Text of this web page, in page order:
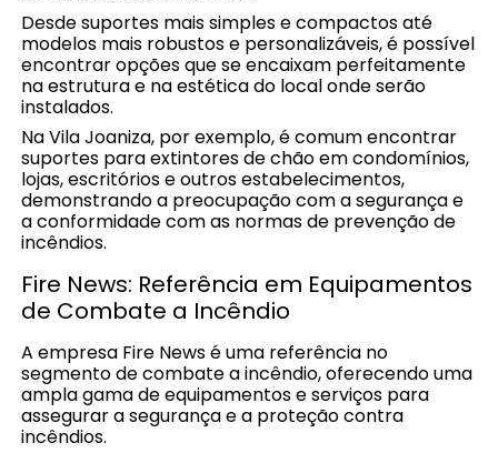
Desde suportes mais simples e compactos até
modelos mais robustos e personalizáveis, é possível
encontrar opções que se encaixam perfeitamente
na estrutura e na estética do local onde serão
instalados.
Na Vila Joaniza, por exemplo, é comum encontrar
suportes para extintores de chão em condomínios,
lojas, escritórios e outros estabelecimentos,
demonstrando a preocupação com a segurança e
a conformidade com as normas de prevenção de
incêndios.
Fire News: Referência em Equipamentos
de Combate a Incêndio
A empresa Fire News é uma referência no
segmento de combate a incêndio, oferecendo uma
ampla gama de equipamentos e serviços para
assegurar a segurança e a proteção contra
incêndios.